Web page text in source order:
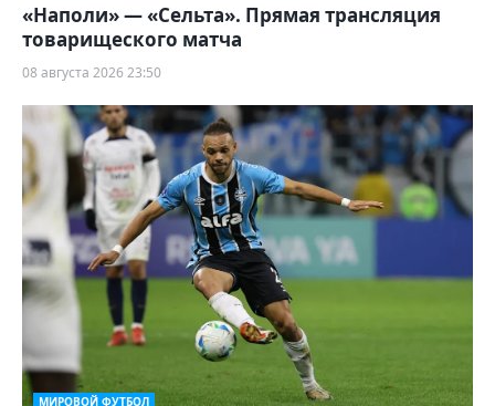
«Наполи» — «Сельта». Прямая трансляция
товарищеского матча
08 августа 2026 23:50
МИРОВОЙ ФУТБОЛ